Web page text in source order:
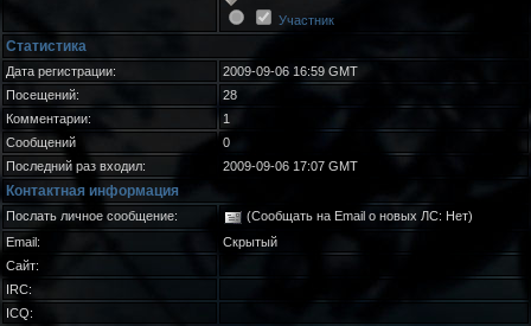
Участник
Статистика
Дата регистрации:
2009-09-06 16:59 GMT
Посещений:
28
Комментарии:
1
Сообщений
0
Последний раз входил:
2009-09-06 17:07 GMT
Контактная информация
Послать личное сообщение:
(Сообщать на Email о новых ЛС: Нет)
Email:
Скрытый
Сайт:
IRC:
ICQ: